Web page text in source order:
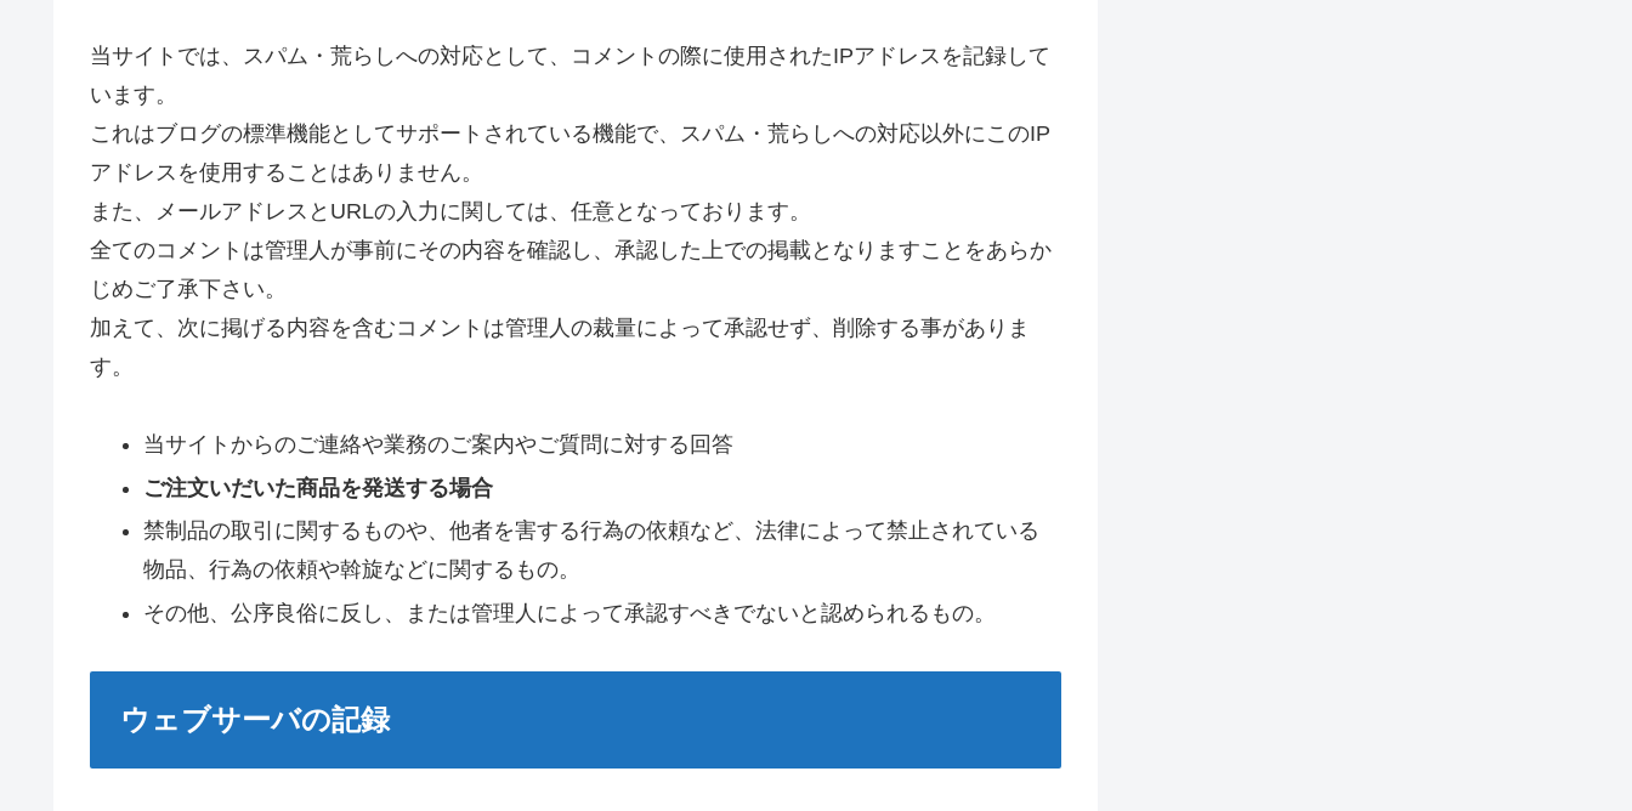
当サイトでは、スパム・荒らしへの対応として、コメントの際に使用されたIPアドレスを記録して
います。
これはブログの標準機能としてサポートされている機能で、スパム・荒らしへの対応以外にこのIP
アドレスを使用することはありません。
また、メールアドレスとURLの入力に関しては、任意となっております。
全てのコメントは管理人が事前にその内容を確認し、承認した上での掲載となりますことをあらか
じめご了承下さい。
加えて、次に掲げる内容を含むコメントは管理人の裁量によって承認せず、削除する事がありま
す。
当サイトからのご連絡や業務のご案内やご質問に対する回答
ご注文いだいた商品を発送する場合
禁制品の取引に関するものや、他者を害する行為の依頼など、法律によって禁止されている
物品、行為の依頼や斡旋などに関するもの。
その他、公序良俗に反し、または管理人によって承認すべきでないと認められるもの。
ウェブサーバの記録